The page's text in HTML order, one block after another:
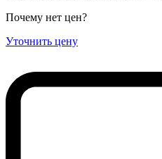
Почему нет цен?
Уточнить цену